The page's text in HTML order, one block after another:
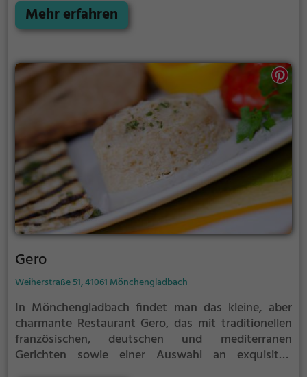
Spezialitäten sowie eine Auswahl an Fischgerichten
werden Feinschmecker begeistern. Dazu gibt es eine
Cocktails und gesunden Biogerichten. Auch die
vegetarische Küche kommt hier nicht zu kurz.
Zusätzlich lädt das Restaurant zum gemütlichen
Frühstück oder Brunch ein. Tauche ein in die
gemütliche Atmosphäre und genieße die
kulinarischen Köstlichkeiten im Weinhof Voosen!
Mehr erfahren
Gero
Weiherstraße 51, 41061 Mönchengladbach
In Mönchengladbach findet man das kleine, aber
charmante Restaurant Gero, das mit traditionellen
französischen, deutschen und mediterranen
Gerichten sowie einer Auswahl an exquisiten